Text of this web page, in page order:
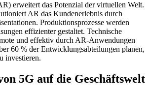
erweitert das Potenzial der virtuellen Welt.
AR das Kundenerlebnis durch
Produktionsprozesse werden
effizienter gestaltet. Technische
und effektiv durch AR-Anwendungen
60 % der Entwicklungsabteilungen planen,
investieren.
5G auf die Geschäftswelt